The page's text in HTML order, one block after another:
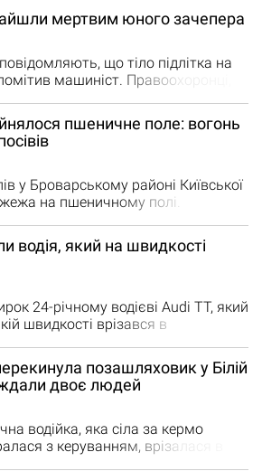
Дівчинка не вміла плавати,
й потонула, намагаючись дістати
та медики, які негайно прибули
не змогли її врятувати.…
мертвим юного зачепера
що тіло підлітка на
машиніст. Правоохоронці,
займався небезпечними
На його батьків навіть
матеріали. Наразі
районного управління
пшеничне поле: вогонь
у Броварському районі Київської
на пшеничному полі.
близько одного гектара. Про це
21 липня о 12:17 до Служби
району надійшло
поблизу села Гоголів. На
рятувальників…
водія, який на швидкості
24-річному водієві Audi TT, який
швидкості врізався в
Дніпровський районний суд Києва
водія Audi TT, який у липні
смертельну ДТП на
Унаслідок аварії загинув його
позашляховик у Білій
двоє людей
водійка, яка сіла за кермо
з керуванням, врізалася в